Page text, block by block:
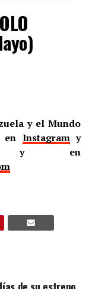
y el Mundo
en Instagramy
en